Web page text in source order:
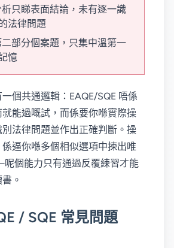
只睇表面結論，未有逐一識
法律問題
部分個案題，只集中溫第一
憶
個共通邏輯：EAQE/SQE 唔係
能過嘅試，而係要你喺實際操
法律問題並作出正確判斷。操
逼你喺多個相似選項中揀出唯
個能力只有通過反覆練習才能
。
/ SQE 常見問題